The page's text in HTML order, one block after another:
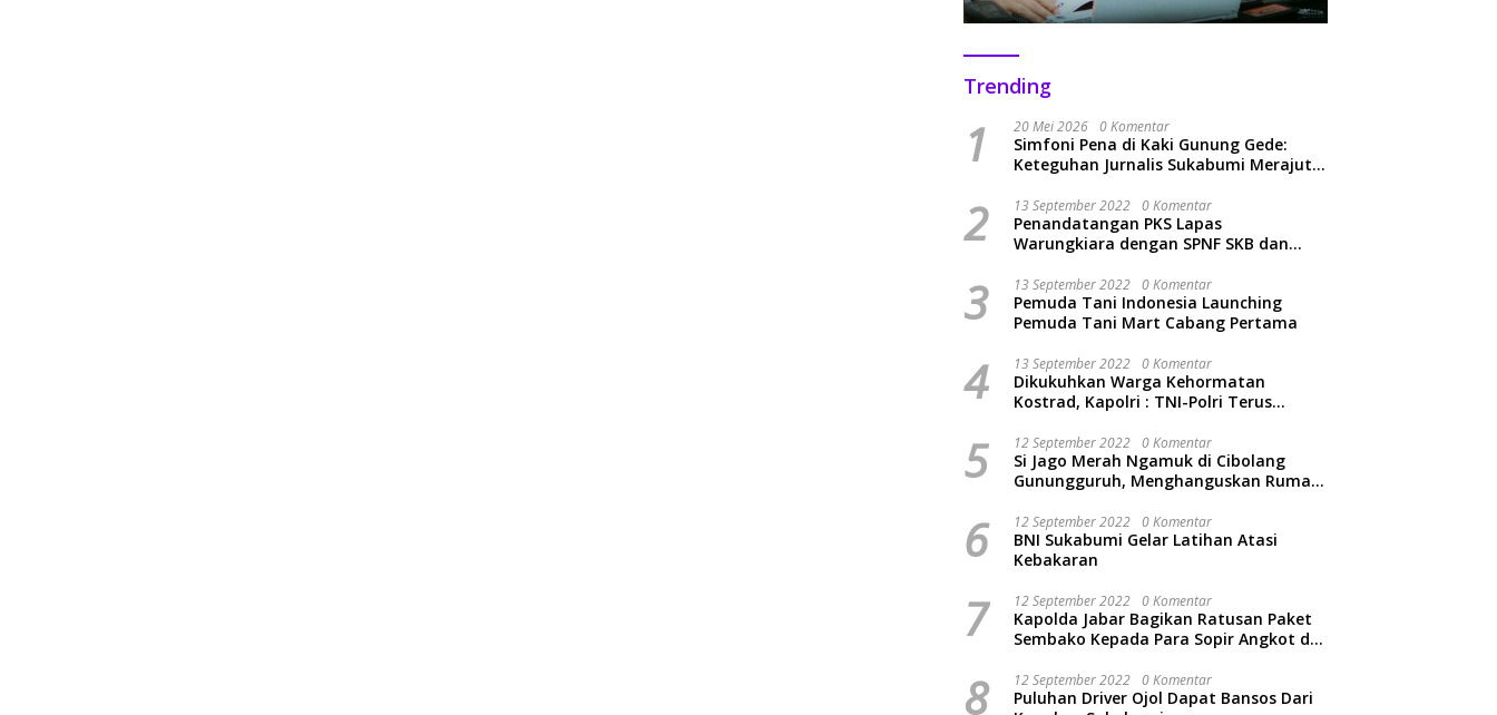
Trending
1 20 Mei 2026 0 Komentar
Simfoni Pena di Kaki Gunung Gede:
Keteguhan Jurnalis Sukabumi Merajut
2 13 September 2022 0 Komentar
Penandatangan PKS Lapas
Warungkiara dengan SPNF SKB dan
3 13 September 2022 0 Komentar
Pemuda Tani Indonesia Launching
Pemuda Tani Mart Cabang Pertama
4 13 September 2022 0 Komentar
Dikukuhkan Warga Kehormatan
Kostrad, Kapolri : TNI-Polri Terus
Rakyat Indonesia
5 12 September 2022 0 Komentar
Si Jago Merah Ngamuk di Cibolang
Gunungguruh, Menghanguskan Rumah
6 12 September 2022 0 Komentar
BNI Sukabumi Gelar Latihan Atasi
Kebakaran
7 12 September 2022 0 Komentar
Kapolda Jabar Bagikan Ratusan Paket
Sembako Kepada Para Sopir Angkot di
8 12 September 2022 0 Komentar
Puluhan Driver Ojol Dapat Bansos Dari